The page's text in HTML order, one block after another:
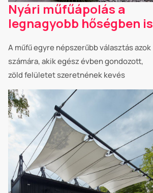
Nyári műfűápolás a
legnagyobb hőségben is
A műfű egyre népszerűbb választás azok
számára, akik egész évben gondozott,
zöld felületet szeretnének kevés